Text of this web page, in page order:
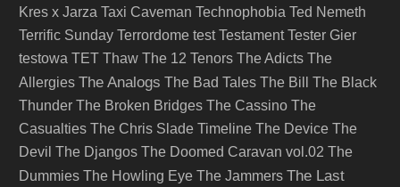
Kres x Jarza Taxi Caveman Technophobia Ted Nemeth
Terrific Sunday Terrordome test Testament Tester Gier
testowa TET Thaw The 12 Tenors The Adicts The
Allergies The Analogs The Bad Tales The Bill
The Black
Thunder The Broken Bridges The Cassino The
Casualties The Chris Slade Timeline The Device The
Devil The Djangos The Doomed Caravan vol.02 The
Dummies The Howling Eye The Jammers The Last